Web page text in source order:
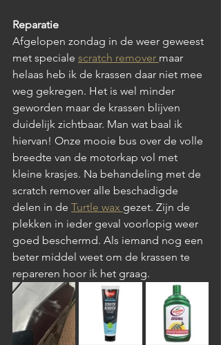
Reparatie
Afgelopen zondag in de weer geweest
met speciale scratch remover maar
helaas heb ik de krassen daar niet mee
weg gekregen. Het is wel minder
geworden maar de krassen blijven
duidelijk zichtbaar. Man wat baal ik
hiervan! Onze mooie bus over de volle
breedte van de motorkap vol met
kleine krasjes. Na behandeling met de
scratch remover alle beschadigde
delen in de Turtle wax gezet. Zijn de
plekken in ieder geval voorlopig weer
goed beschermd. Als iemand nog een
beter middel weet om de krassen te
repareren hoor ik het graag.